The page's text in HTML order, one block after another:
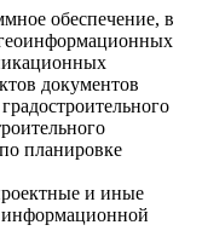
обеспечение, в
документов
планировке
и иные
информационной